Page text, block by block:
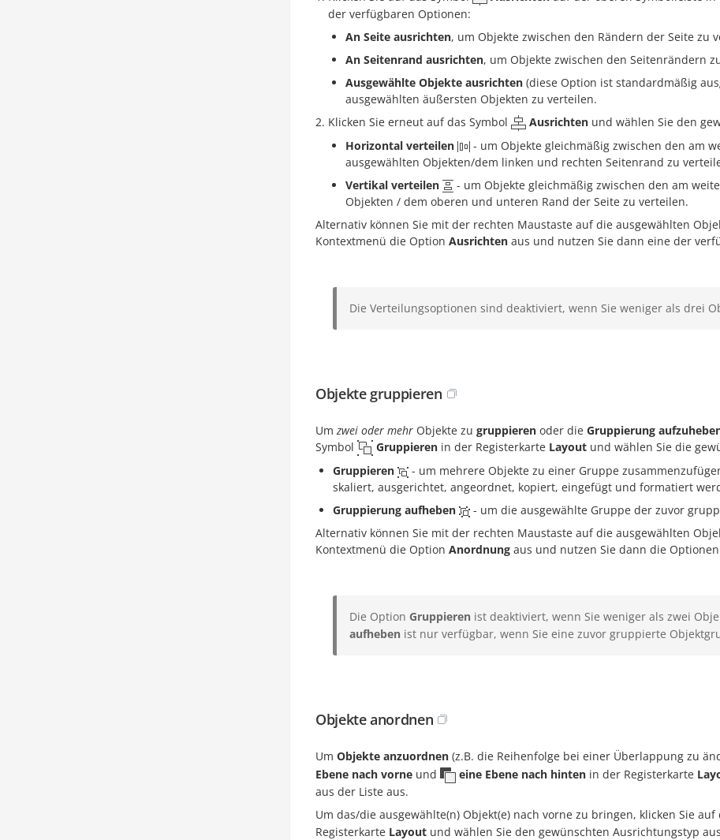
der verfügbaren Optionen:
An Seite ausrichten, um Objekte zwischen den Rändern der Seite zu
An Seitenrand ausrichten, um Objekte zwischen den Seitenrändern
Ausgewählte Objekte ausrichten (diese Option ist standardmäßig
ausgewählten äußersten Objekten zu verteilen.
Klicken Sie erneut auf das Symbol
Ausrichten und wählen Sie den
Horizontal verteilen
- um Objekte gleichmäßig zwischen den am
ausgewählten Objekten/dem linken und rechten Seitenrand zu
Vertikal verteilen
- um Objekte gleichmäßig zwischen den am
Objekten / dem oberen und unteren Rand der Seite zu verteilen.
Alternativ können Sie mit der rechten Maustaste auf die ausgewählten
Kontextmenü die Option Ausrichten aus und nutzen Sie dann eine der
Die Verteilungsoptionen sind deaktiviert, wenn Sie weniger als drei
Objekte gruppieren
Um zwei oder mehr Objekte zu gruppieren oder die Gruppierung
Symbol
Gruppieren in der Registerkarte Layout und wählen Sie die
Gruppieren
- um mehrere Objekte zu einer Gruppe
skaliert, ausgerichtet, angeordnet, kopiert, eingefügt und formatiert
Gruppierung aufheben
- um die ausgewählte Gruppe der zuvor
Alternativ können Sie mit der rechten Maustaste auf die ausgewählten
Kontextmenü die Option Anordnung aus und nutzen Sie dann die Optionen
Die Option Gruppieren ist deaktiviert, wenn Sie weniger als zwei
aufheben ist nur verfügbar, wenn Sie eine zuvor gruppierte
Objekte anordnen
Um Objekte anzuordnen (z.B. die Reihenfolge bei einer Überlappung zu
Ebene nach vorne und eine Ebene nach hinten in der Registerkarte
aus der Liste aus.
Um das/die ausgewählte(n) Objekt(e) nach vorne zu bringen, klicken Sie auf
Registerkarte Layout und wählen Sie den gewünschten Ausrichtungstyp